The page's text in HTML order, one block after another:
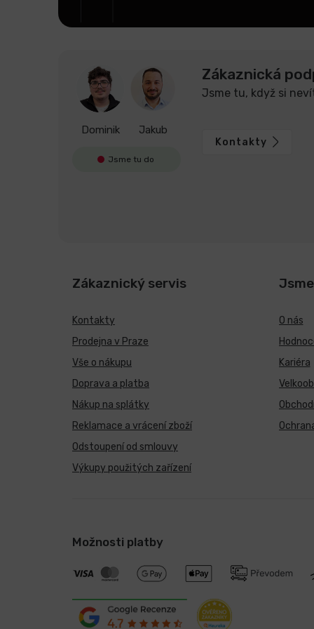
Dominik Jakub
Jsme tu do
Zákaznická
Jsme tu, když si
Kontakty
Zákaznický servis
Kontakty
Prodejna v Praze
Vše o nákupu
Doprava a platba
Nákup na splátky
Reklamace a vrácení zboží
Odstoupení od smlouvy
Výkupy použitých zařízení
O nás
Kariéra
Možnosti platby